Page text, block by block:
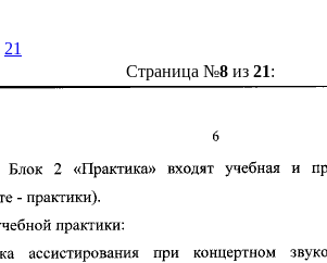
21
Страница №8из 21: